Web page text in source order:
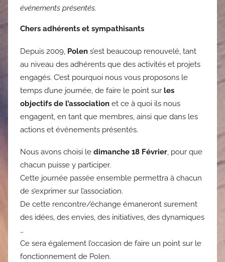
événements présentés.
Chers adhérents et sympathisants
Depuis 2009, Polen s’est beaucoup renouvelé, tant
au niveau des adhérents que des activités et projets
engagés. C’est pourquoi nous vous proposons le
temps d’une journée, de faire le point sur les
objectifs de l’association et ce à quoi ils nous
engagent, en tant que membres, ainsi que dans les
actions et événements présentés.
Nous avons choisi le dimanche 18 Février, pour que
chacun puisse y participer.
Cette journée passée ensemble permettra à chacun
de s’exprimer sur l’association.
De cette rencontre/échange émaneront surement
des idées, des envies, des initiatives, des dynamiques
…
Ce sera également l’occasion de faire un point sur le
fonctionnement de Polen.